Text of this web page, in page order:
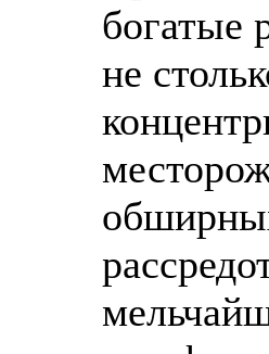
богатые
не